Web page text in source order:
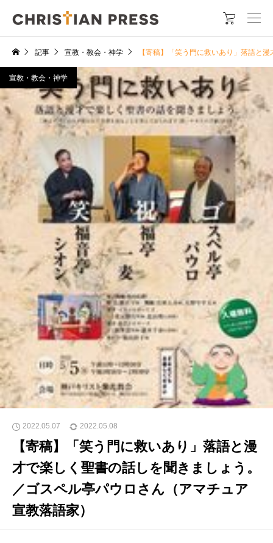

記事 宣教・教会・神学 【寄稿】「笑う門に救いあり」落語と
宣教・教会・神学
2022.05.07 2022.05.08
【寄稿】「笑う門に救いあり」落語と漫
才で楽しく聖書の話しを聞きましょう。
／ゴスペル亭パウロさん（アマチュア
宣教落語家）